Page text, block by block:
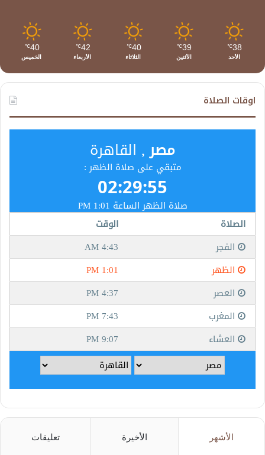
38
℃
الأحد
39
℃
الأثنين
40
℃
الثلاثاء
42
℃
الأربعاء
40
℃
الخميس
اوقات الصلاة
الأشهر الأخيرة تعليقات